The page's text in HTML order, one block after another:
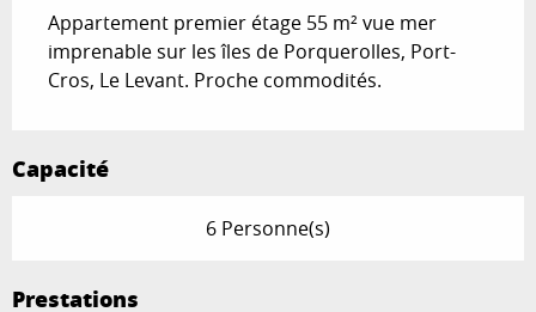
Appartement premier étage 55 m² vue mer
imprenable sur les îles de Porquerolles, Port-
Cros, Le Levant. Proche commodités.
Capacité
6 Personne(s)
Prestations